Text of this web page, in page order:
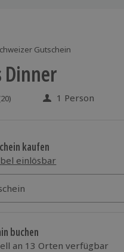
Gutschein
Dinner
von 5 aus 20 Bewertungen
1 Person
kaufen
einlösbar
buchen
an 13 Orten verfügbar